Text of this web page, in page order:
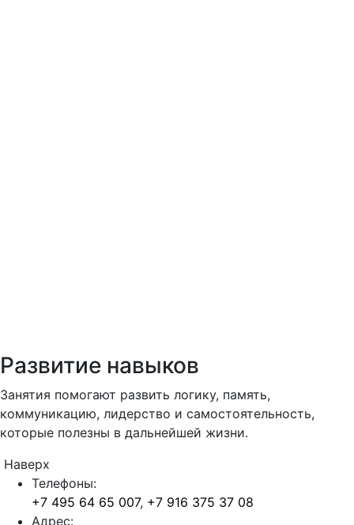
Развитие навыков
Занятия помогают развить логику, память,
коммуникацию, лидерство и самостоятельность,
которые полезны в дальнейшей жизни.
Наверх
Телефоны:
+7 495 64 65 007, +7 916 375 37 08
Адрес: